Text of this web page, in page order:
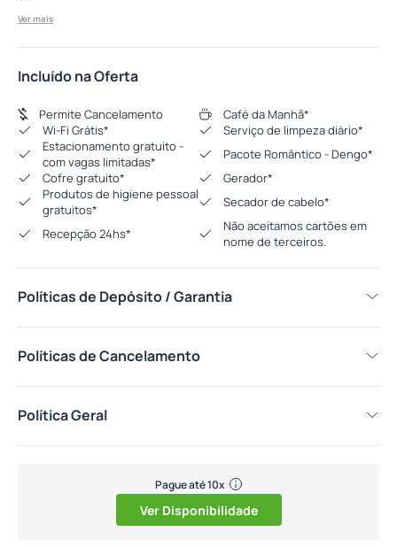
Ver mais
Incluído na Oferta
Permite Cancelamento
Café da Manhã*
Wi-Fi Grátis*
Serviço de limpeza diário*
Estacionamento gratuito -
com vagas limitadas*
Pacote Romântico - Dengo*
Cofre gratuito*
Gerador*
Produtos de higiene pessoal
gratuitos*
Secador de cabelo*
Recepção 24hs*
Não aceitamos cartões em
nome de terceiros.
Políticas de Depósito / Garantia
Políticas de Cancelamento
Política Geral
Pague até 10x
Ver Disponibilidade